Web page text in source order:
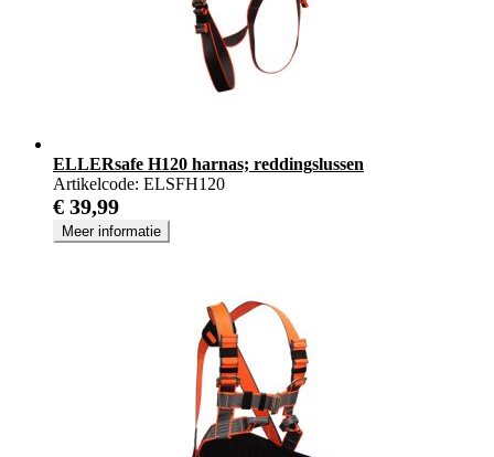
ELLERsafe H120 harnas; reddingslussen
Artikelcode: ELSFH120
€ 39,99
Meer informatie